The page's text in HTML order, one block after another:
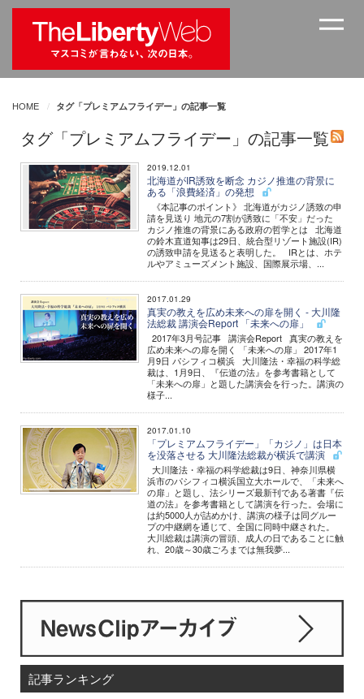
HOME タグ「プレミアムフライデー」の記事一覧
タグ「プレミアムフライデー」の記事一覧
2019.12.01
北海道がIR誘致を断念 カジノ推進の背景に
ある「浪費経済」の発想
《本記事のポイント》 北海道がカジノ誘致の申
請を見送り 地元の7割が誘致に「不安」だった
カジノ推進の背景にある政府の哲学とは 北海道
の鈴木直道知事は29日、統合型リゾート施設(IR)
の誘致申請を見送ると表明した。 IRとは、ホテ
ルやアミューズメント施設、国際展示場、...
2017.01.29
真実の教えを広め未来への扉を開く - 大川隆
法総裁 講演会Report 「未来への扉」
2017年3月号記事 講演会Report 真実の教えを
広め未来への扉を開く 「未来への扉」 2017年1
月9日 パシフィコ横浜 大川隆法・幸福の科学総
裁は、1月9日、『伝道の法』を参考書籍として
「未来への扉」と題した講演会を行った。講演の
様子...
2017.01.10
「プレミアムフライデー」「カジノ」は日本
を没落させる 大川隆法総裁が横浜で講演
大川隆法・幸福の科学総裁は9日、神奈川県横
浜市のパシフィコ横浜国立大ホールで、「未来へ
の扉」と題し、法シリーズ最新刊である著書『伝
道の法』を参考書籍として講演を行った。会場に
は約5000人が詰めかけ、講演の様子は同グルー
プの中継網を通じて、全国に同時中継された。
大川総裁は講演の冒頭、成人の日であることに触
れ、20歳～30歳ごろまでは無我夢...
記事ランキング